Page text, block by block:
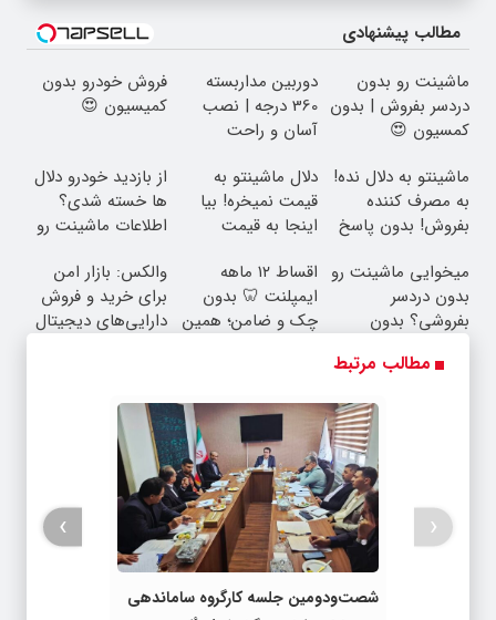
مطالب پیشنهادی
ماشینت رو بدون
دردسر بفروش | بدون
کمسیون 😍
دوربین مداربسته
360 درجه | نصب
آسان و راحت
فروش خودرو بدون
کمیسیون 😍
ماشینتو به دلال نده!
به مصرف کننده
بفروش! بدون پاسخ
دلال ماشینتو به
قیمت نمیخره! بیا
اینجا به قیمت
واقعی*
از بازدید خودرو دلال
ها خسته شدی؟
اطلاعات ماشینت رو
میخوایی ماشینت رو
بدون دردسر
بفروشی؟ بدون
اقساط ۱۲ ماهه
ایمپلنت 🦷 بدون
چک و ضامن؛ همین
والکس: بازار امن
برای خرید و فروش
دارایی‌های دیجیتال
مطالب مرتبط
شصت‌ودومین جلسه کارگروه ساماندهی
‹
›